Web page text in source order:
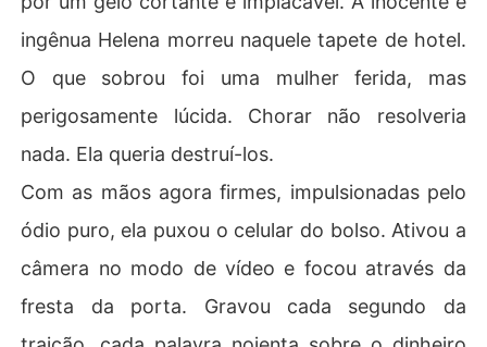
ingênua Helena morreu naquele tapete de hotel.
O que sobrou foi uma mulher ferida, mas
perigosamente lúcida. Chorar não resolveria
nada. Ela queria destruí-los.
​Com as mãos agora firmes, impulsionadas pelo
ódio puro, ela puxou o celular do bolso. Ativou a
câmera no modo de vídeo e focou através da
fresta da porta. Gravou cada segundo da